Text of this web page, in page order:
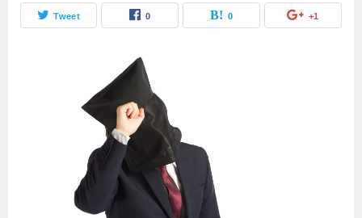
Tweet 0 0 +1